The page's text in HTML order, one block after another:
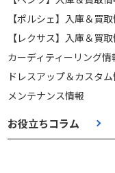
【ポルシェ】入庫＆買
【レクサス】入庫＆買
カーディティーリング情
ドレスアップ＆カスタ
メンテナンス情報
お役立ちコラム